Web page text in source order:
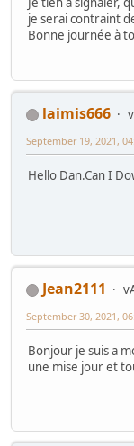
je serai contraint
Bonne journée à
laimis666
September 19, 2021,
Hello Dan.Can I
Jean2111
September 30, 2021,
Bonjour je suis a
une mise jour et